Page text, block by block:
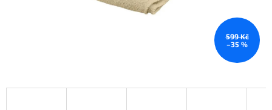
599 Kč
–35 %